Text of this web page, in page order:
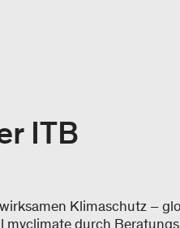
ITB
Klimaschutz –
durch